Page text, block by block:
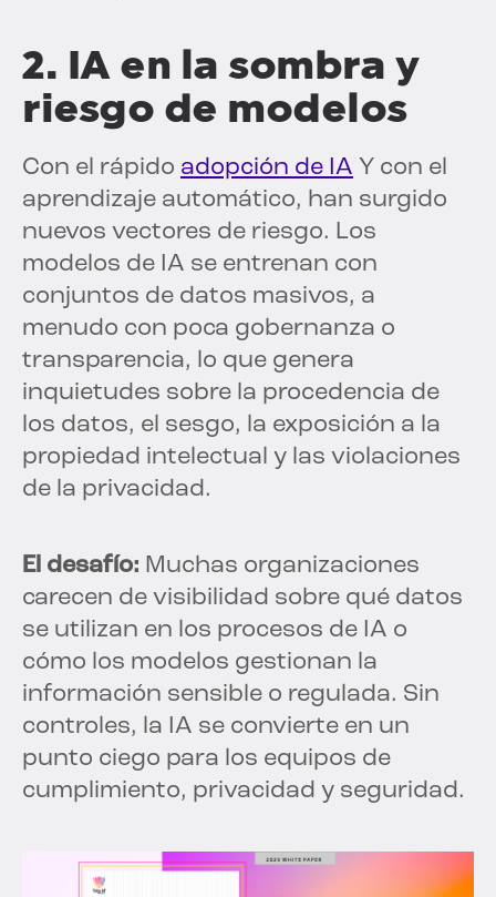
2. IA en la sombra y
riesgo de modelos
Con el rápido adopción de IA Y con el
aprendizaje automático, han surgido
nuevos vectores de riesgo. Los
modelos de IA se entrenan con
conjuntos de datos masivos, a
menudo con poca gobernanza o
transparencia, lo que genera
inquietudes sobre la procedencia de
los datos, el sesgo, la exposición a la
propiedad intelectual y las violaciones
de la privacidad.
El desafío: Muchas organizaciones
carecen de visibilidad sobre qué datos
se utilizan en los procesos de IA o
cómo los modelos gestionan la
información sensible o regulada. Sin
controles, la IA se convierte en un
punto ciego para los equipos de
cumplimiento, privacidad y seguridad.